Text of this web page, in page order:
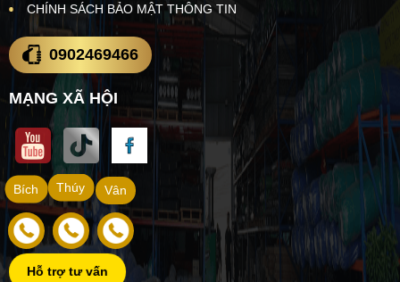
CHÍNH SÁCH BẢO MẬT THÔNG TIN
0902469466
MẠNG XÃ HỘI
Vân
Thúy
Bích
Hỗ trợ tư vấn